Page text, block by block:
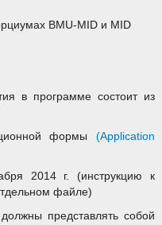
BMU-MID и MID
в программе состоит из
формы(Application
2014 г. (инструкцию к
файле)
представлять собой